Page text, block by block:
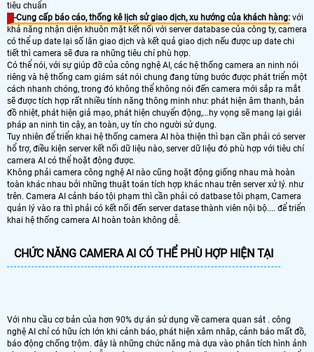
tiêu chuẩn
-Cung cấp báo cáo, thống kê lịch sử giao dịch, xu hướng của khách hàng: với
khả năng nhận diện khuôn mặt kết nối với server database của công ty, camera
có thể up date lại số lân giao dịch và kết quả giao dịch nếu được up date chi
tiết thì camera sẽ đưa ra những tiêu chí phù hợp.
Có thể nói, với sự giúp đỡ của công nghệ AI, các hệ thống camera an ninh nói
riêng và hệ thống cam giám sát nói chung đang từng bước được phát triển một
cách nhanh chóng, trong đó không thể không nói đến camera mới sắp ra mắt
sẽ được tích hợp rất nhiều tính năng thông minh như: phát hiện âm thanh, bản
đồ nhiệt, phát hiện giả mạo, phát hiện chuyển động,...hy vọng sẽ mang lại giải
pháp an ninh tin cậy, an toàn, uy tín cho người sử dụng.
Tuy nhiên để triển khai hệ thống camera AI hòa thiện thì bạn cần phải có server
hổ trợ, điều kiện server kết nối dữ liệu nào, server dữ liệu đó phù hợp với tiêu chí
camera AI có thể hoặt động được.
Không phải camera công nghệ AI nào cũng hoặt động giống nhau mà hoàn
toàn khác nhau bởi những thuật toán tích hợp khác nhau trên server xử lý. như
trên. Camera AI cảnh báo tội phạm thì cần phải có datbase tôi phạm, Camera
quản lý vào ra thì phải có kết nối đến server datase thành viên nội bộ.... để triển
khai hệ thống camera AI hoàn toàn không dễ.
CHỨC NĂNG CAMERA AI CÓ THỂ PHÙ HỢP HIỆN TẠI
Với nhu cầu cơ bản của hơn 90% dự án sử dụng về camera quan sát . công
nghệ AI chỉ có hữu ích lớn khi cảnh báo, phát hiện xâm nhâp, cảnh báo mất đồ,
báo động chống trộm. đây là những chức năng mà dựa vào phân tích hình ảnh